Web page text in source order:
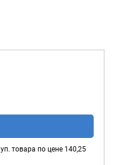
уп. товара по цене 140,25